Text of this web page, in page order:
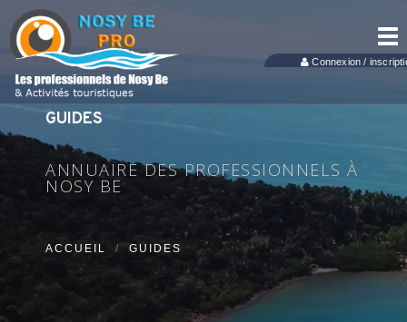
Connexion /
GUIDES
ANNUAIRE DES PROFESSIONNELS À
NOSY BE
ACCUEIL GUIDES